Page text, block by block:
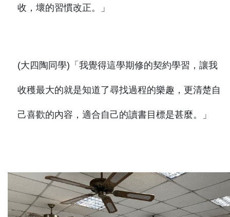
收，壞的習慣改正。」
(大四陶同學)「我覺得這學期修的契約學習，讓我
收穫最大的就是知道了尋找過程的樂趣，更清楚自
己喜歡的內容，適合自己的讀書目標是甚麼。」